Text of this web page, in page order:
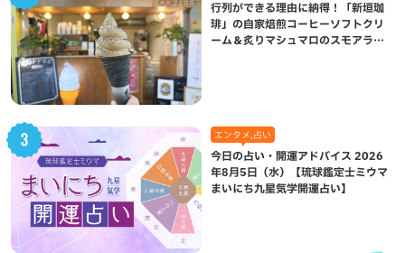
行列ができる理由に納得！「新垣珈
琲」の自家焙煎コーヒーソフトクリ
ーム＆炙りマシュマロのスモアラテ
エンタメ,占い
今日の占い・開運アドバイス 2026
年8月5日（水）【琉球鑑定士ミウマ
まいにち九星気学開運占い】